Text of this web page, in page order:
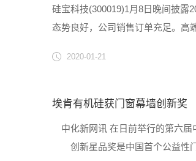
硅宝科技(300019)1月8日晚间披露
态势良好，公司销售订单充足。高
2020-01-21
埃肯有机硅获门窗幕墙创新奖
中化新网讯 在日前举行的第六届
创新星品奖是中国首个公益性门